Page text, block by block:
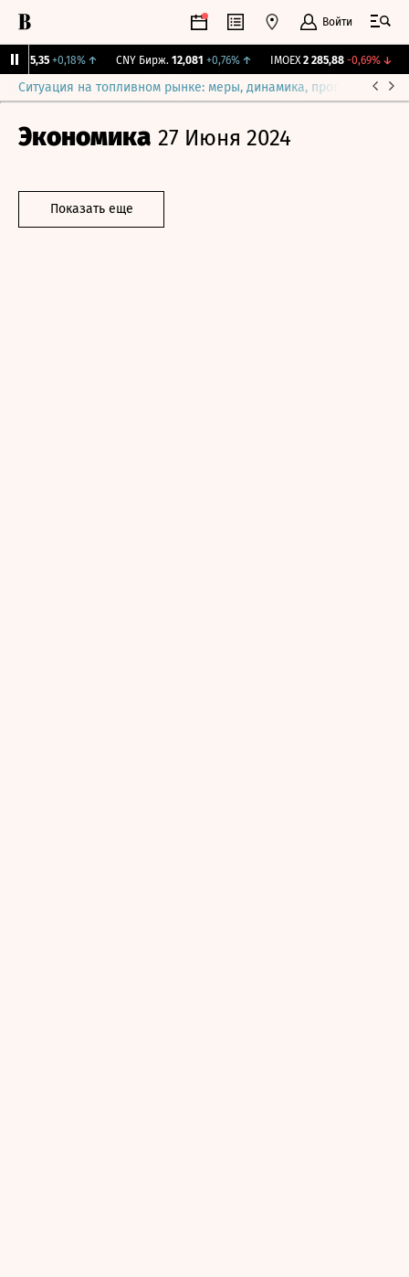
Войти
115,35 +0,18%↑ CNY Бирж. 12,081 +0,76%↑ IMOEX 2 285,88 -0,69%↓
Ситуация на топливном рынке: меры, динамика, прогнозы
Экономика 27 Июня 2024
Показать еще